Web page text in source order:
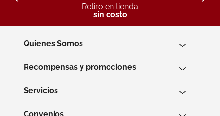
Retiro en tienda
sin costo
Quienes Somos
Recompensas y promociones
Servicios
Convenios